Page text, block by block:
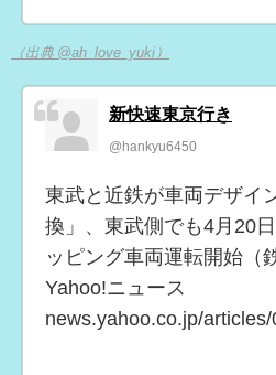
（出典 @ah_love_yuki）
新快速東京行き
@hankyu6450
東武と近鉄が車両デザイ
換」、東武側でも4月20
ッピング車両運転開始（
Yahoo!ニュース
news.yahoo.co.jp/articles/